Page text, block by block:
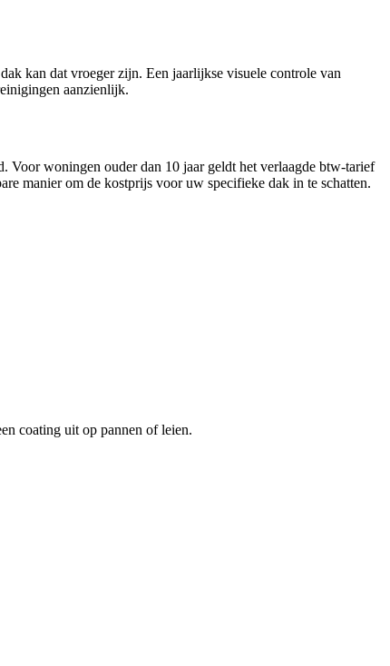
kan dat vroeger zijn. Een jaarlijkse visuele controle van
aanzienlijk.
woningen ouder dan 10 jaar geldt het verlaagde btw-tarief
manier om de kostprijs voor uw specifieke dak in te schatten.
coating uit op pannen of leien.